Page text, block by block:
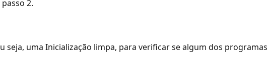
2.
seja, uma Inicialização limpa, para verificar se algum dos